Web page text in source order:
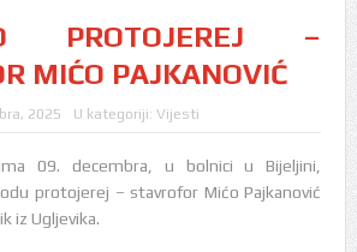
PROTOJEREJ –
MIĆO PAJKANOVIĆ
2025 U kategoriji: Vijesti
09. decembra, u bolnici u Bijeljini,
protojerej – stavrofor Mićo Pajkanović
iz Ugljevika.